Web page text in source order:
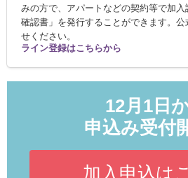
みの方で、アパートなどの契約等で加入
確認書」を発行することができます。
せください。
ライン登録はこちらから
12月1日
申込み受付
加入申込は